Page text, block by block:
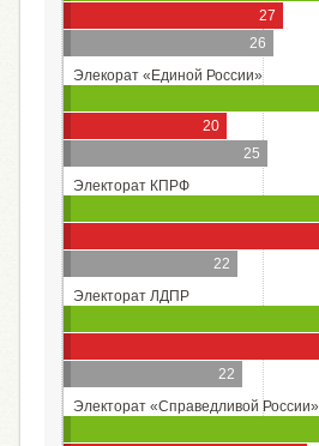
27
26
Элекорат «Единой России»
20
25
Электорат КПРФ
22
Электорат ЛДПР
22
Электорат «Справедливой России»